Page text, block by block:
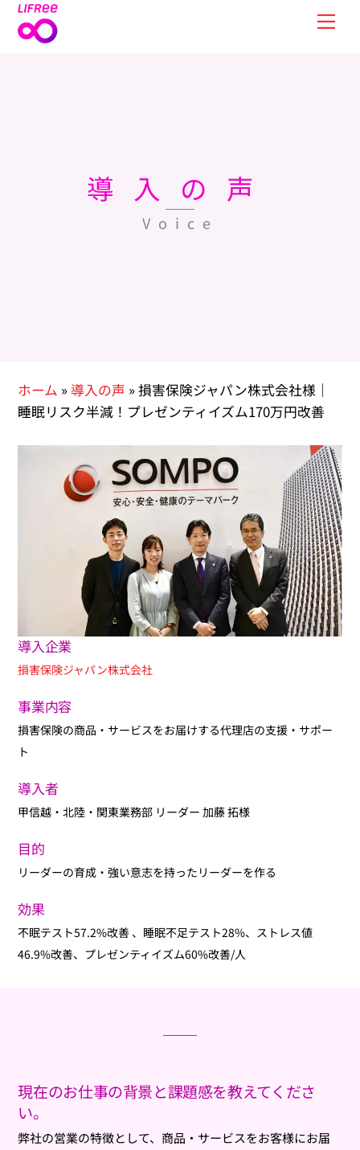
Skip
導入の声
Voice
ホーム »導入の声 »損害保険ジャパン株式会社様｜
睡眠リスク半減！プレゼンティイズム170万円改善
導入企業
損害保険ジャパン株式会社
事業内容
損害保険の商品・サービスをお届けする代理店の支援・サポー
ト
導入者
甲信越・北陸・関東業務部 リーダー 加藤 拓様
目的
リーダーの育成・強い意志を持ったリーダーを作る
効果
不眠テスト57.2%改善 、睡眠不足テスト28%、ストレス値
46.9%改善、プレゼンティイズム60%改善/人
現在のお仕事の背景と課題感を教えてくださ
い。
弊社の営業の特徴として、商品・サービスをお客様にお届